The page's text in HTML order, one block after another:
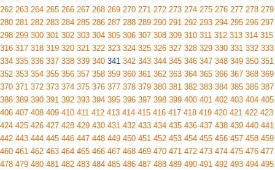
262 263 264 265 266 267 268 269 270 271 272 273 274 275 276 277 278 279
280 281 282 283 284 285 286 287 288 289 290 291 292 293 294 295 296 297
298 299 300 301 302 303 304 305 306 307 308 309 310 311 312 313 314 315
316 317 318 319 320 321 322 323 324 325 326 327 328 329 330 331 332 333
334 335 336 337 338 339 340 341 342 343 344 345 346 347 348 349 350 351
352 353 354 355 356 357 358 359 360 361 362 363 364 365 366 367 368 369
370 371 372 373 374 375 376 377 378 379 380 381 382 383 384 385 386 387
388 389 390 391 392 393 394 395 396 397 398 399 400 401 402 403 404 405
406 407 408 409 410 411 412 413 414 415 416 417 418 419 420 421 422 423
424 425 426 427 428 429 430 431 432 433 434 435 436 437 438 439 440 441
442 443 444 445 446 447 448 449 450 451 452 453 454 455 456 457 458 459
460 461 462 463 464 465 466 467 468 469 470 471 472 473 474 475 476 477
478 479 480 481 482 483 484 485 486 487 488 489 490 491 492 493 494 495